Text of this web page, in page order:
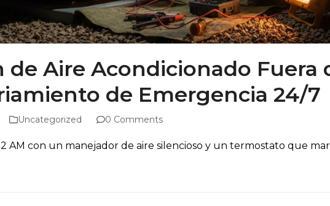
de Aire Acondicionado Fuera
de Emergencia 24/7
Uncategorized 0 Comments
2 AM con un manejador de aire silencioso y un termostato que